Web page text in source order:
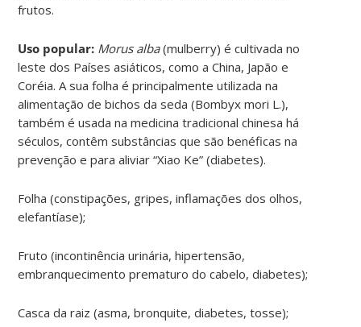
frutos.
Uso popular: Morus alba(mulberry) é cultivada no
leste dos Países asiáticos, como a China, Japão e
Coréia. A sua folha é principalmente utilizada na
alimentação de bichos da seda (Bombyx mori L.),
também é usada na medicina tradicional chinesa há
séculos, contêm substâncias que são benéficas na
prevenção e para aliviar “Xiao Ke” (diabetes).
Folha (constipações, gripes, inflamações dos olhos,
elefantíase);
Fruto (incontinência urinária, hipertensão,
embranquecimento prematuro do cabelo, diabetes);
Casca da raiz (asma, bronquite, diabetes, tosse);